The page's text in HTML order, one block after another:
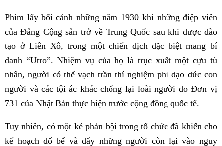
Phim lấy bối cảnh những năm 1930 khi những điệp viên
của Đảng Cộng sản trở về Trung Quốc sau khi được đào
tạo ở Liên Xô, trong một chiến dịch đặc biệt mang bí
danh “Utro”. Nhiệm vụ của họ là trục xuất một cựu tù
nhân, người có thể vạch trần thí nghiệm phi đạo đức con
người và các tội ác khác chống lại loài người do Đơn vị
731 của Nhật Bản thực hiện trước cộng đồng quốc tế.
Tuy nhiên, có một kẻ phản bội trong tổ chức đã khiến cho
kế hoạch đổ bể và đẩy những người còn lại vào nguy